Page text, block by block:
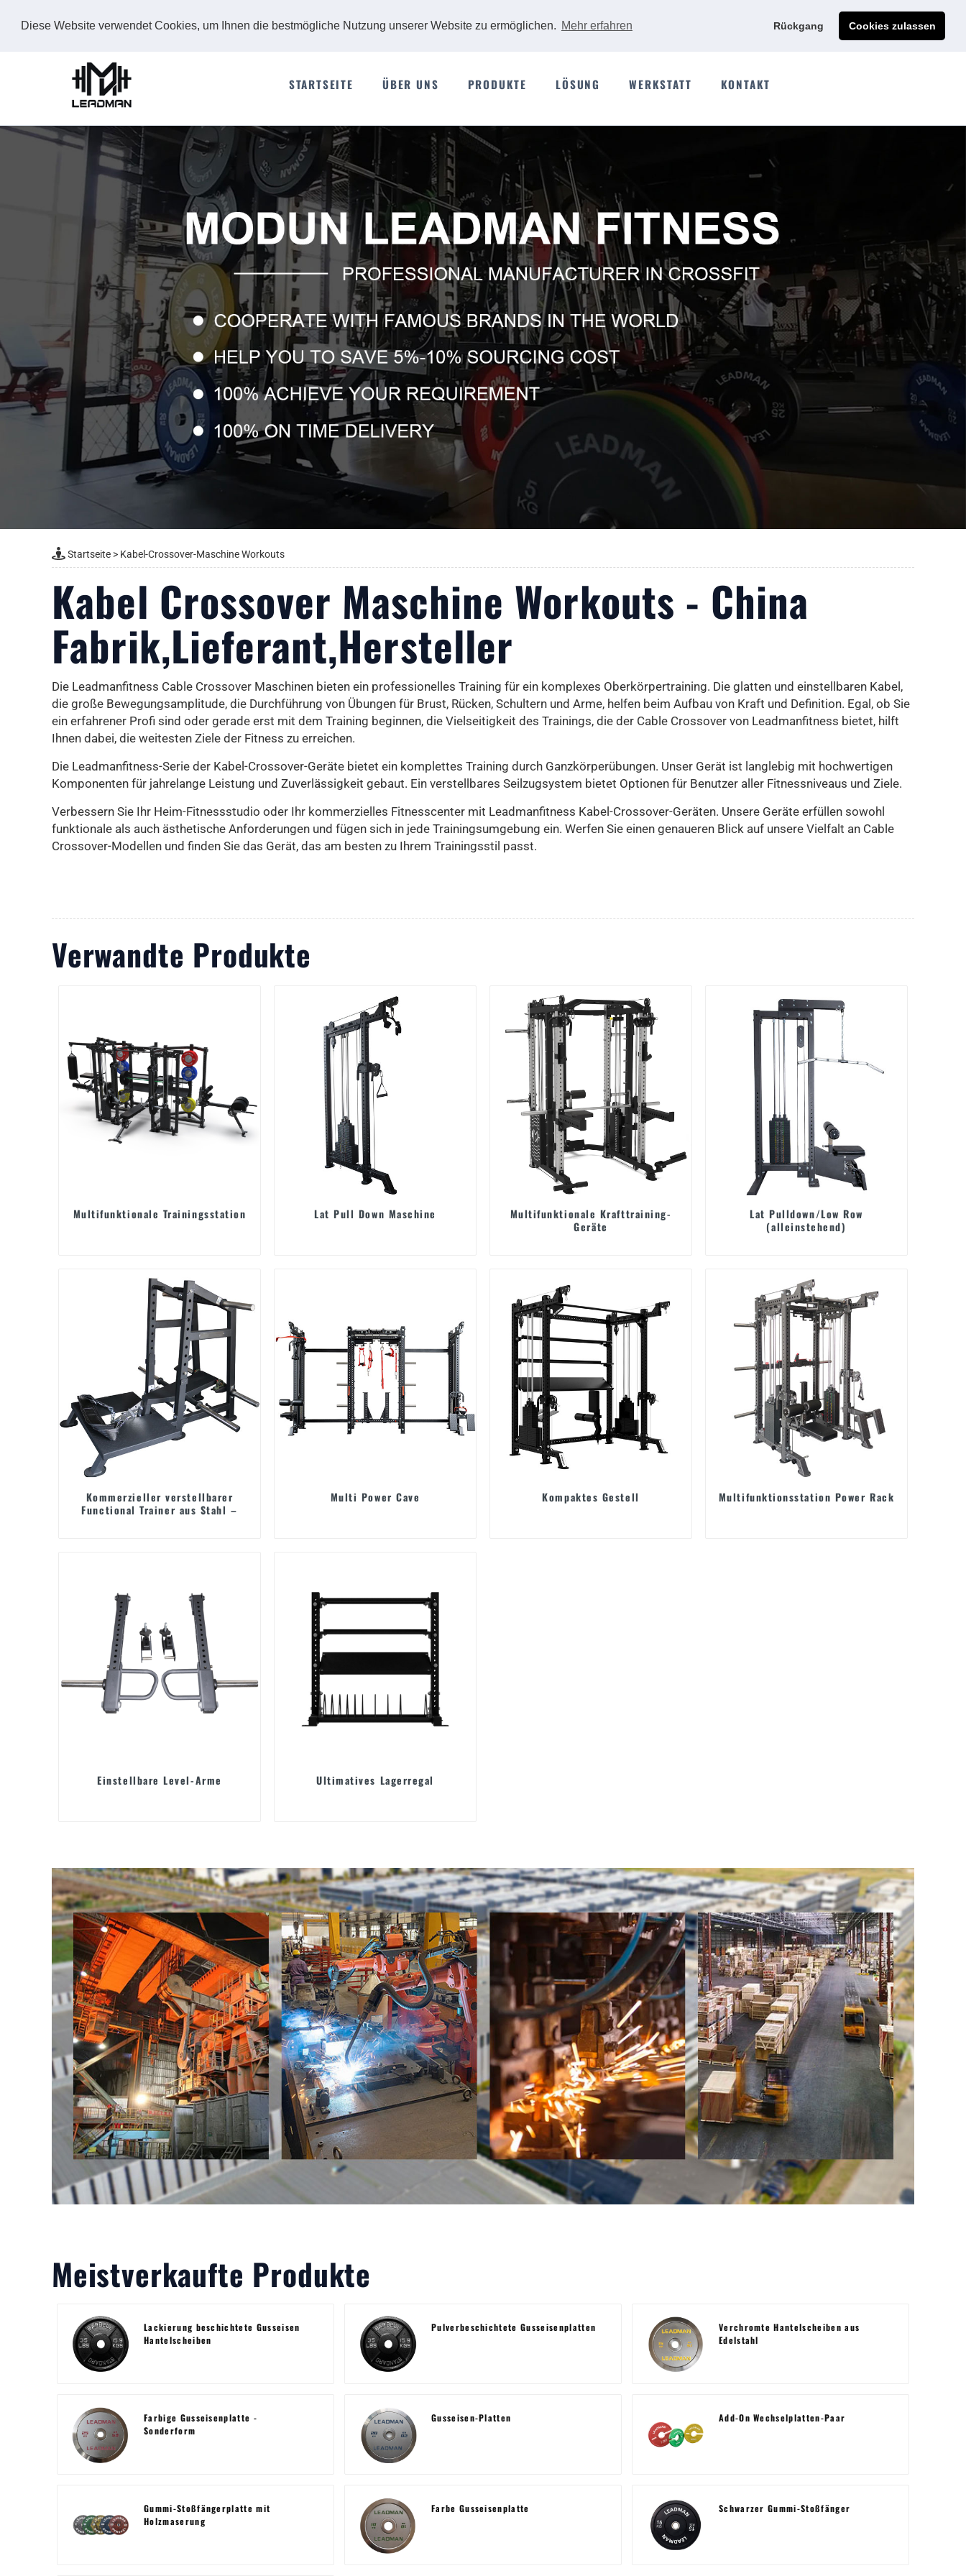
Diese Website verwendet Cookies, um Ihnen die bestmögliche Nutzung unserer Website zu ermöglichen. Mehr erfahren Rückgang Cookies zulassen
Jetzt individuelles Angebot anfordern
STARTSEITE ÜBER UNS PRODUKTE LÖSUNG WERKSTATT KONTAKT
Startseite> Kabel-Crossover-Maschine Workouts
Kabel Crossover Maschine Workouts - China
Fabrik,Lieferant,Hersteller
Die Leadmanfitness Cable Crossover Maschinen bieten ein professionelles Training für ein komplexes Oberkörpertraining. Die glatten und einstellbaren Kabel,
die große Bewegungsamplitude, die Durchführung von Übungen für Brust, Rücken, Schultern und Arme, helfen beim Aufbau von Kraft und Definition. Egal, ob Sie
ein erfahrener Profi sind oder gerade erst mit dem Training beginnen, die Vielseitigkeit des Trainings, die der Cable Crossover von Leadmanfitness bietet, hilft
Ihnen dabei, die weitesten Ziele der Fitness zu erreichen.
Die Leadmanfitness-Serie der Kabel-Crossover-Geräte bietet ein komplettes Training durch Ganzkörperübungen. Unser Gerät ist langlebig mit hochwertigen
Komponenten für jahrelange Leistung und Zuverlässigkeit gebaut. Ein verstellbares Seilzugsystem bietet Optionen für Benutzer aller Fitnessniveaus und Ziele.
Verbessern Sie Ihr Heim-Fitnessstudio oder Ihr kommerzielles Fitnesscenter mit Leadmanfitness Kabel-Crossover-Geräten. Unsere Geräte erfüllen sowohl
funktionale als auch ästhetische Anforderungen und fügen sich in jede Trainingsumgebung ein. Werfen Sie einen genaueren Blick auf unsere Vielfalt an Cable
Crossover-Modellen und finden Sie das Gerät, das am besten zu Ihrem Trainingsstil passt.
Verwandte Produkte
Multifunktionale Trainingsstation Lat Pull Down Maschine
Multifunktionale Krafttraining-
Geräte
Lat Pulldown/Low Row
(alleinstehend)
Kommerzieller verstellbarer
Functional Trainer aus Stahl –
Multi Power Cave Kompaktes Gestell Multifunktionsstation Power Rack
Einstellbare Level-Arme Ultimatives Lagerregal
Meistverkaufte Produkte
Lackierung beschichtete Gusseisen
Hantelscheiben
Pulverbeschichtete Gusseisenplatten
Verchromte Hantelscheiben aus
Edelstahl
Farbige Gusseisenplatte -
Sonderform
Gusseisen-Platten Add-On Wechselplatten-Paar
Gummi-Stoßfängerplatte mit
Holzmaserung
Farbe Gusseisenplatte Schwarzer Gummi-Stoßfänger